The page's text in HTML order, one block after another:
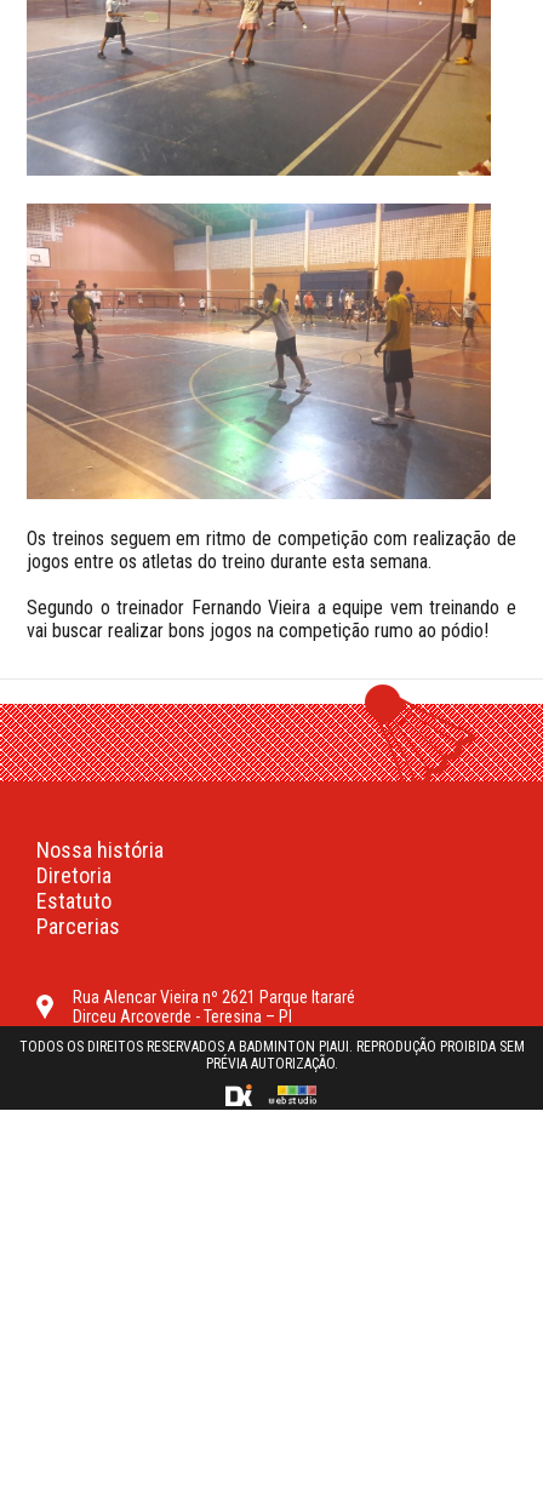
Os treinos seguem em ritmo de competição com realização de
jogos entre os atletas do treino durante esta semana.
Segundo o treinador Fernando Vieira a equipe vem treinando e
vai buscar realizar bons jogos na competição rumo ao pódio!
Nossa história
Diretoria
Estatuto
Parcerias
Rua Alencar Vieira nº 2621 Parque Itararé
Dirceu Arcoverde - Teresina – PI
TODOS OS DIREITOS RESERVADOS A BADMINTON PIAUI. REPRODUÇÃO PROIBIDA SEM
PRÉVIA AUTORIZAÇÃO.